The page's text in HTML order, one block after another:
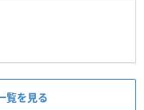
覧を見る